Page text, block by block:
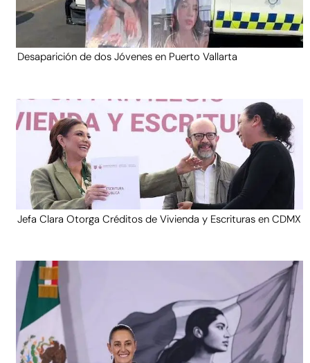
Desaparición de dos Jóvenes en Puerto Vallarta
Jefa Clara Otorga Créditos de Vivienda y Escrituras en CDMX